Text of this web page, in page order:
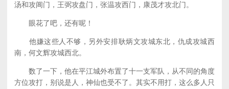
汤和攻阊门，王弼攻盘门，张温攻西门，康茂才攻北门。
眼花了吧，还有呢！
他嫌这些人不够，另外安排耿炳文攻城东北，仇成攻城西
南，何文辉攻城西北。
数了一下，他在平江城外布置了十一支军队，从不同的角度
方位攻打，别说是人，神仙也受不了。其实不用打，这么多人只